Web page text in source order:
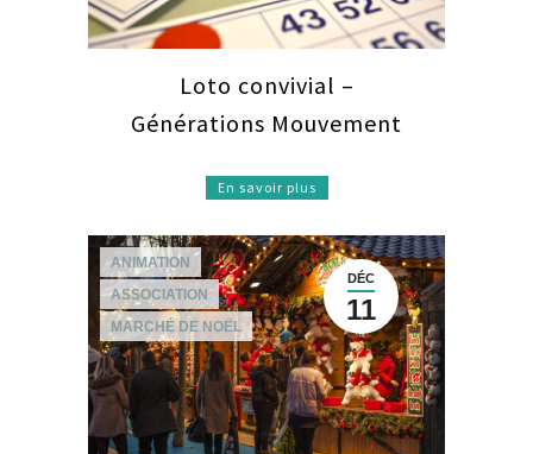
Loto convivial –
Générations Mouvement
En savoir plus
DÉC
11
ANIMATION
ASSOCIATION
MARCHÉ DE NOËL